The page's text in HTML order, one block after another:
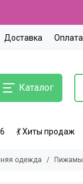
Доставка Оплата
Каталог
💃 Хиты продаж
одежда Пижамы